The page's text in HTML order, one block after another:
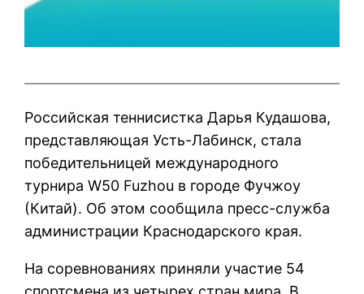
Российская теннисистка Дарья Кудашова,
представляющая Усть-Лабинск, стала
победительницей международного
турнира W50 Fuzhou в городе Фучжоу
(Китай). Об этом сообщила пресс-служба
администрации Краснодарского края.
На соревнованиях приняли участие 54